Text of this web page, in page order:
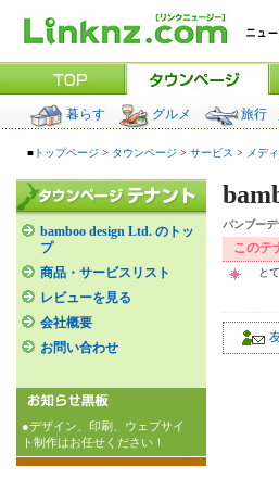
暮らす グルメ 旅行
■ トップページ > タウンページ > サービス > メデ
bamboo design Ltd. のトッ
プ
商品・サービスリスト
レビューを見る
会社概要
お問い合わせ
●デザイン、印刷、ウェブサイ
ト制作はお任せください！
バンブー
このテ
と